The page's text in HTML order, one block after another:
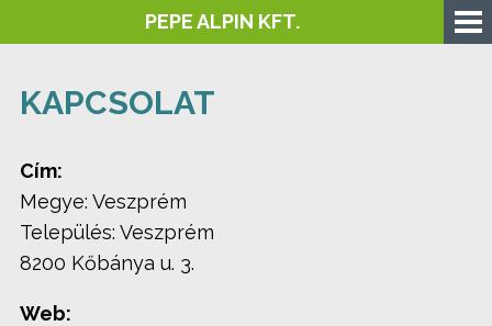
PEPE ALPIN KFT.
KAPCSOLAT
Cím:
Megye: Veszprém
Település: Veszprém
8200 Kőbánya u. 3.
Web: